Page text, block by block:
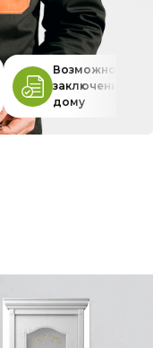
Возможность
заключения
дому